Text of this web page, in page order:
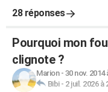
28 réponses
Pourquoi mon
clignote ?
Marion- 30 nov. 2014
Bibi- 2 juil. 2026 à